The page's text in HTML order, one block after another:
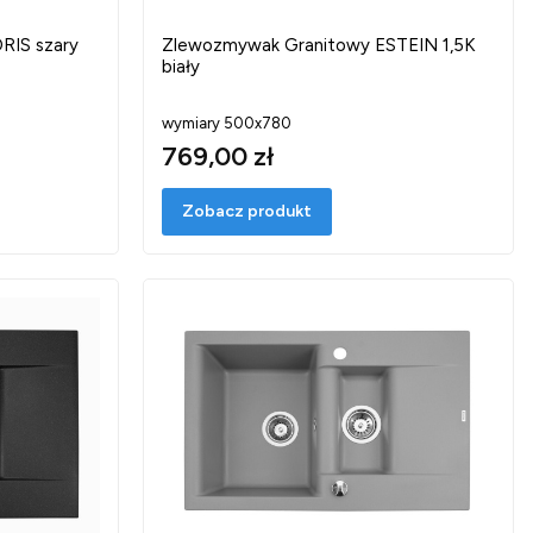
szary
Zlewozmywak Granitowy ESTEIN 1,5K
biały
wymiary 500x780
769,00 zł
Zobacz produkt